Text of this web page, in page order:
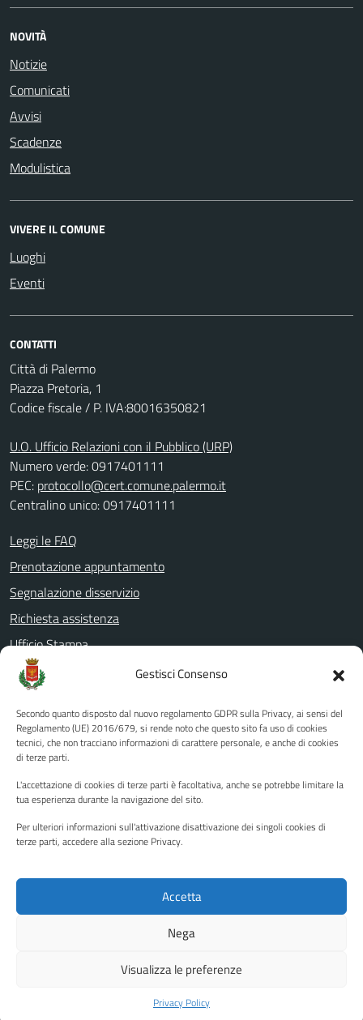
Gestisci Consenso
Secondo quanto disposto dal nuovo regolamento GDPR sulla Privacy, ai sensi del
Regolamento (UE) 2016/679, si rende noto che questo sito fa uso di cookies
tecnici, che non tracciano informazioni di carattere personale, e anche di cookies
di terze parti.
L'accettazione di cookies di terze parti è facoltativa, anche se potrebbe limitare la
tua esperienza durante la navigazione del sito.
Per ulteriori informazioni sull'attivazione disattivazione dei singoli cookies di
terze parti, accedere alla sezione Privacy.
Accetta
Nega
Visualizza le preferenze
Privacy Policy
NOVITÀ
Notizie
Comunicati
Avvisi
Scadenze
Modulistica
VIVERE IL COMUNE
Luoghi
Eventi
CONTATTI
Città di Palermo
Piazza Pretoria, 1
Codice fiscale / P. IVA:80016350821
U.O. Ufficio Relazioni con il Pubblico (URP)
Numero verde: 0917401111
PEC: protocollo@cert.comune.palermo.it
Centralino unico: 0917401111
Leggi le FAQ
Prenotazione appuntamento
Segnalazione disservizio
Richiesta assistenza
Ufficio Stampa
Amministrazione Trasparente
Albo pretorio
Informativa privacy
Note legali
Piano di miglioramento del sito
Instagram